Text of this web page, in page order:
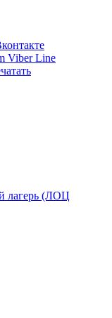
Viber Line
лагерь (ЛОЦ